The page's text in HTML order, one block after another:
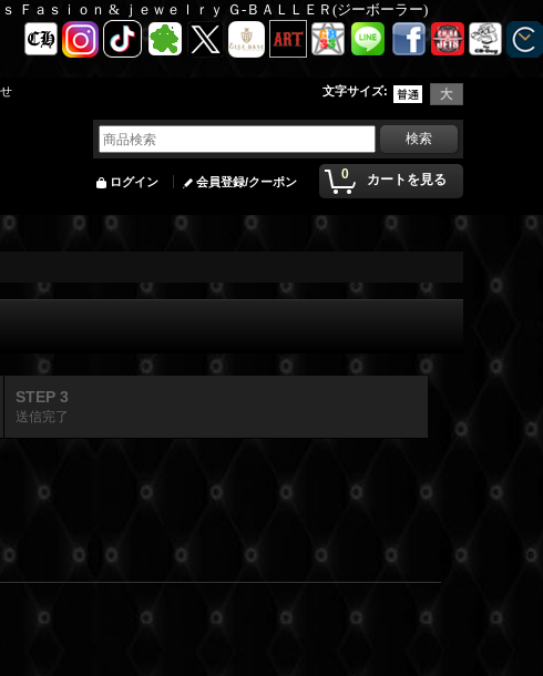
Ｆａｓｉｏｎ & ｊｅｗｅｌｒｙ Ｇ-ＢＡＬＬＥＲ(ジーボーラー)
文字サイズ:
0 カートを見る
ログイン 会員登録/クーポン
STEP 3
送信完了